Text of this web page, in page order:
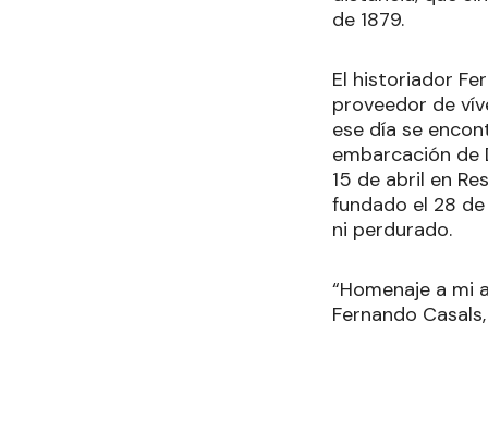
de 1879.
El historiador
proveedor de
ese día se
embarcación de
15 de abril en
fundado el 28
ni perdurado.
“Homenaje a mi
Fernando